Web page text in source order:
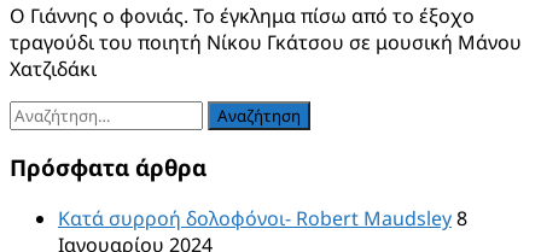
Ο Γιάννης ο φονιάς. Το έγκλημα πίσω από το έξοχο
τραγούδι του ποιητή Νίκου Γκάτσου σε μουσική Μάνου
Χατζιδάκι
Αναζήτηση
για:
Πρόσφατα άρθρα
Κατά συρροή δολοφόνοι- Robert Maudsley8
Ιανουαρίου 2024